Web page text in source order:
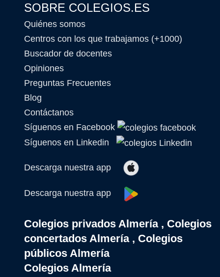
SOBRE COLEGIOS.ES
Quiénes somos
Centros con los que trabajamos (+1000)
Buscador de docentes
Opiniones
Preguntas Frecuentes
Blog
Contáctanos
Síguenos en Facebook
Síguenos en Linkedin
Descarga nuestra app
Descarga nuestra app
Colegios privados Almería , Colegios
concertados Almería , Colegios
públicos Almería
Colegios Almería